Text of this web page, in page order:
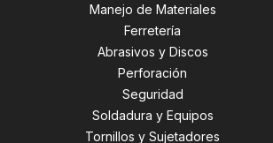
Manejo de Materiales
Ferretería
Abrasivos y Discos
Perforación
Seguridad
Soldadura y Equipos
Tornillos y Sujetadores